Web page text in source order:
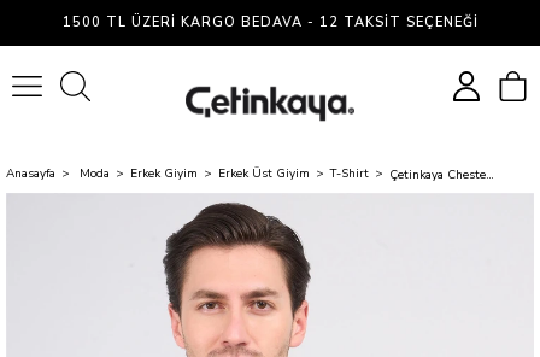
1500 TL ÜZERI KARGO BEDAVA - 12 TAKSIT SEÇENEĞI
Anasayfa Moda Erkek Giyim Erkek Üst Giyim T-Shirt Çetinkaya Chester Polo 3861 Bisiklet Yaka 30/1 Penye Slimfit Baskılı T-shirt Mavi